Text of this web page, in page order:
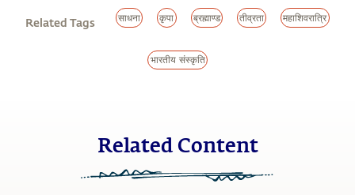
Related Tags साधना कृपा ब्रह्माण्ड तीव्रता महाशिवरात्रि
भारतीय संस्कृति
Related Content